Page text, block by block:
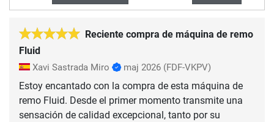
Reciente compra de máquina de remo
Fluid
Xavi Sastrada Miro maj 2026 (FDF-VKPV)
Estoy encantado con la compra de esta máquina de
remo Fluid. Desde el primer momento transmite una
sensación de calidad excepcional, tanto por su